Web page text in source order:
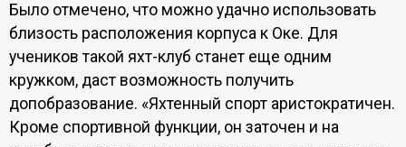
Было отмечено, что можно удачно использовать
близость расположения корпуса к Оке. Для
учеников такой яхт-клуб станет еще одним
кружком, даст возможность получить
допобразование. «Яхтенный спорт аристократичен.
Кроме спортивной функции, он заточен и на